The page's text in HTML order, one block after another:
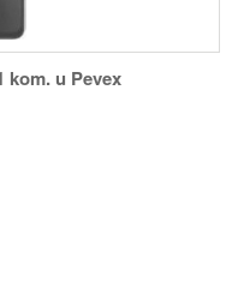
kom. u Pevex